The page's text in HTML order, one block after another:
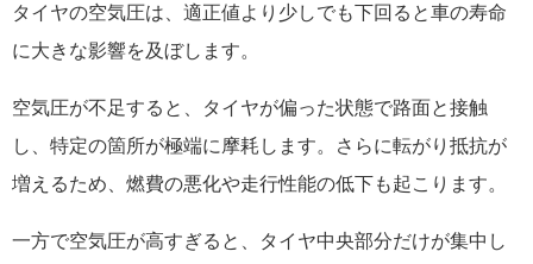
タイヤの空気圧は、適正値より少しでも下回ると車の寿命
に大きな影響を及ぼします。
空気圧が不足すると、タイヤが偏った状態で路面と接触
し、特定の箇所が極端に摩耗します。さらに転がり抵抗が
増えるため、燃費の悪化や走行性能の低下も起こります。
一方で空気圧が高すぎると、タイヤ中央部分だけが集中し